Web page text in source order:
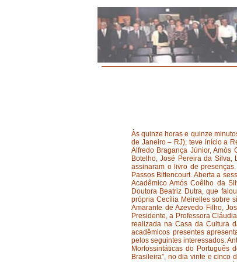
Às quinze horas e quinze
de Janeiro – RJ), teve início a
Alfredo Bragança Júnior, Amós
Botelho, José Pereira da Silva,
assinaram o livro de
Passos Bittencourt. Aberta a
Acadêmico Amós Coêlho da
Doutora Beatriz Dutra, que
própria Cecília Meirelles sobre
Amarante de Azevedo Filho,
Presidente, a Professora
realizada na Casa da Cultura
acadêmicos presentes
pelos seguintes interessados:
Morfossintáticas do Português
Brasileira”, no dia vinte e cinco